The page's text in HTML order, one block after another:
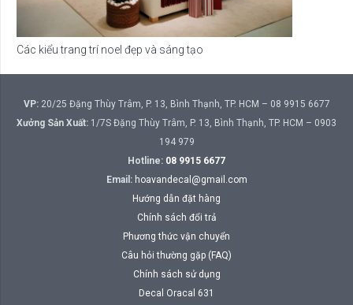
Các kiểu trang trí noel đẹp và sáng tạo
VP:20/25 Đặng Thùy Trâm, P. 13, Bình Thạnh, TP. HCM – 08 9915 6677
Xưởng Sản Xuất: 1/7S Đặng Thùy Trâm, P. 13, Bình Thạnh, TP. HCM – 0903
194 979
Hotline: 08 9915 6677
Email: hoavandecal@gmail.com
Hướng dẫn đặt hàng
Chính sách đổi trả
Phương thức vận chuyển
Câu hỏi thường gặp (FAQ)
Chính sách sử dụng
Decal Oracal 631